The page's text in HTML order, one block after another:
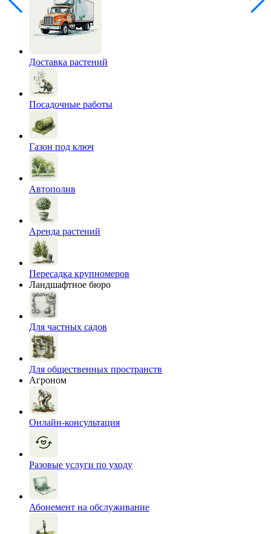
Доставка растений
Посадочные работы
Газон под ключ
Автополив
Аренда растений
Пересадка крупномеров
Ландшафтное бюро
Для частных садов
Для общественных пространств
Агроном
Онлайн-консультация
Разовые услуги по уходу
Абонемент на обслуживание